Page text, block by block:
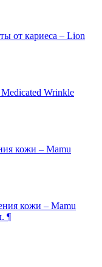
от кариеса – Lion
Wrinkle
кожи – Mamu
кожи – Mamu
¶